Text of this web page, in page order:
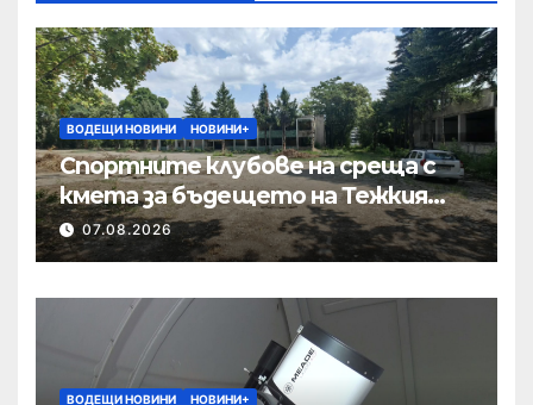
ВОДЕЩИ НОВИНИ НОВИНИ+
Спортните клубове на среща с
кмета за бъдещето на Тежкия
полк
07.08.2026
ВОДЕЩИ НОВИНИ НОВИНИ+